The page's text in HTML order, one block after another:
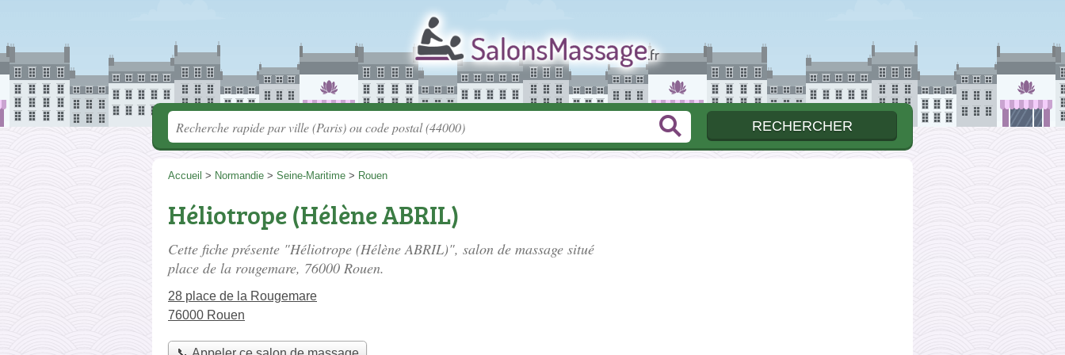
Accueil > Normandie > Seine-Maritime > Rouen
Héliotrope (Hélène ABRIL)
Cette fiche présente "Héliotrope (Hélène ABRIL)", salon de massage situé
place de la rougemare, 76000 Rouen.
28 place de la Rougemare
76000 Rouen